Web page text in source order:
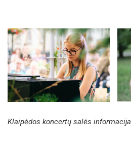
Klaipėdos koncertų salės informacija